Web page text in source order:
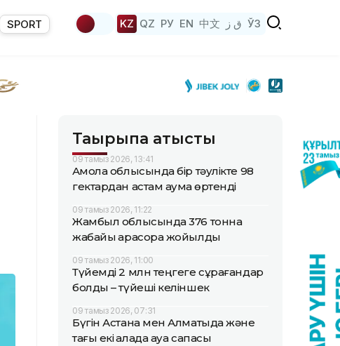
SPORT KZ QZ РУ EN 中文 ق ز ЎЗ
Тақырыпқа қатысты
09 тамыз 2026, 13:41
Ақмола облысында бір тәулікте 98
гектардан астам аумақ өртенді
09 тамыз 2026, 11:22
Жамбыл облысында 376 тонна
жабайы қарасора жойылды
09 тамыз 2026, 11:00
Түйемді 2 млн теңгеге сұрағандар
болды – түйеші келіншек
09 тамыз 2026, 07:31
Бүгін Астана мен Алматыда және
тағы екі қалада ауа сапасы